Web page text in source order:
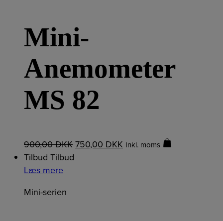
Mini-
Anemometer
MS 82
900,00DKK750,00DKK Inkl. moms
Tilbud Tilbud
Læs mere
Mini-serien